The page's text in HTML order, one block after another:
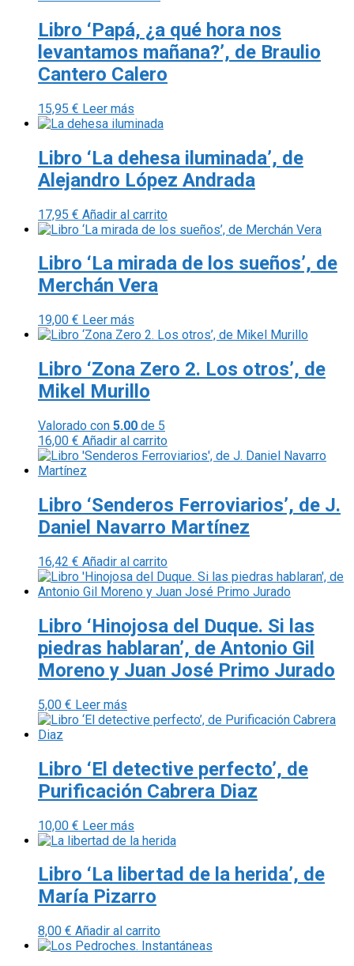
Libro ‘Papá, ¿a qué hora nos
levantamos mañana?’, de Braulio
Cantero Calero
15,95 € Leer más
Libro ‘La dehesa iluminada’, de
Alejandro López Andrada
17,95 € Añadir al carrito
Libro ‘La mirada de los sueños’, de
Merchán Vera
19,00 € Leer más
Libro ‘Zona Zero 2. Los otros’, de
Mikel Murillo
Valorado con 5.00 de 5
16,00 € Añadir al carrito
Libro ‘Senderos Ferroviarios’, de J.
Daniel Navarro Martínez
16,42 € Añadir al carrito
Libro ‘Hinojosa del Duque. Si las
piedras hablaran’, de Antonio Gil
Moreno y Juan José Primo Jurado
5,00 € Leer más
Libro ‘El detective perfecto’, de
Purificación Cabrera Diaz
10,00 € Leer más
Libro ‘La libertad de la herida’, de
María Pizarro
8,00 € Añadir al carrito